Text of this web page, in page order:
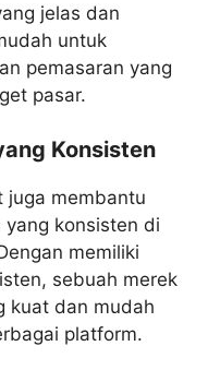
jelas dan
untuk
pemasaran yang
pasar.
Konsisten
juga membantu
konsisten di
memiliki
sebuah merek
kuat dan mudah
platform.